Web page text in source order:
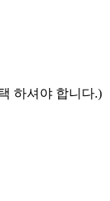
하셔야 합니다.)